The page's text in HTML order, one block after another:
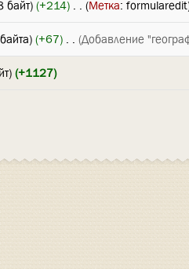
байт) (+214) . . (Метка:formularedit
(+67) . . (Добавление
(+1127)